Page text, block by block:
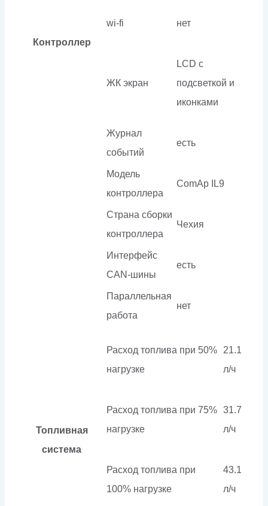
Контроллер
wi-fi нет
ЖК экран
LCD с
подсветкой и
иконками
Журнал
событий
есть
Модель
контроллера
ComAp IL9
Страна сборки
контроллера
Чехия
Интерфейс
CAN-шины
есть
Параллельная
работа
нет
Топливная
система
Расход топлива при 50%
нагрузке
21.1
л/ч
Расход топлива при 75%
нагрузке
31.7
л/ч
Расход топлива при
100% нагрузке
43.1
л/ч